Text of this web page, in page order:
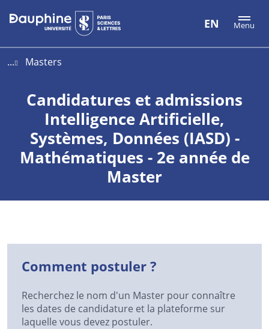
Aller
au
Aller
au
Plan
du
EN Menu
... Masters
Candidatures et admissions
Intelligence Artificielle,
Systèmes, Données (IASD) -
Mathématiques - 2e année de
Master
Comment postuler ?
Recherchez le nom d'un Master pour connaître
les dates de candidature et la plateforme sur
laquelle vous devez postuler.